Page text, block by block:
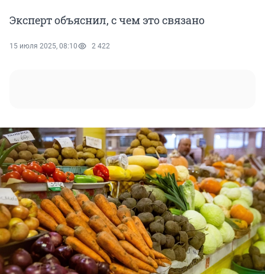
Эксперт объяснил, с чем это связано
15 июля 2025, 08:10 2 422